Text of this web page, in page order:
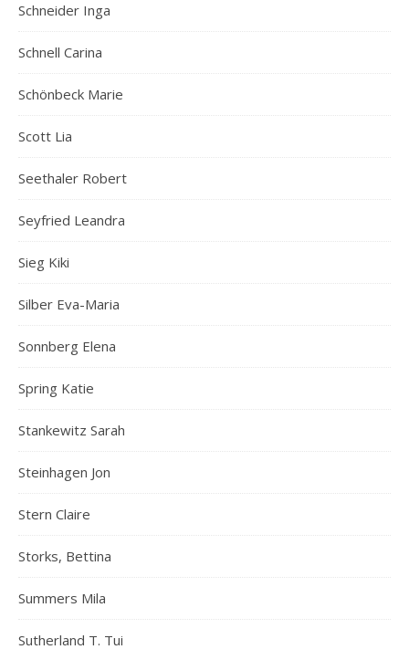
Schneider Inga
Schnell Carina
Schönbeck Marie
Scott Lia
Seethaler Robert
Seyfried Leandra
Sieg Kiki
Silber Eva-Maria
Sonnberg Elena
Spring Katie
Stankewitz Sarah
Steinhagen Jon
Stern Claire
Storks, Bettina
Summers Mila
Sutherland T. Tui